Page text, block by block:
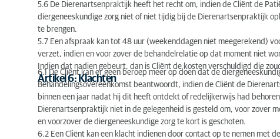
5.6 De Dierenartsenpraktijk heeft het recht om, indien de Cliënt de
diergeneeskundige zorg niet of niet tijdig bij de Dierenartsenpraktijk
te brengen.
5.7 Een afspraak kan tot 48 uur (weekenddagen niet meegerekend)
verzet, indien en voor zover de behandelrelatie op dat moment niet
Indien dat nadien gebeurt, dan is Cliënt de kosten verschuldigd die
Artikel 6: Klachten
6.1 De Cliënt kan er geen beroep meer op doen dat de
Behandelingsovereenkomst beantwoordt, indien de Cliënt de
binnen een jaar nadat hij dit heeft ontdekt of redelijkerwijs had
Dierenartsenpraktijk niet in de gelegenheid is gesteld om, voor zover
en voorzover de diergeneeskundige zorg te kort is geschoten.
6.2 Een Cliënt kan een klacht indienen door contact op te nemen met